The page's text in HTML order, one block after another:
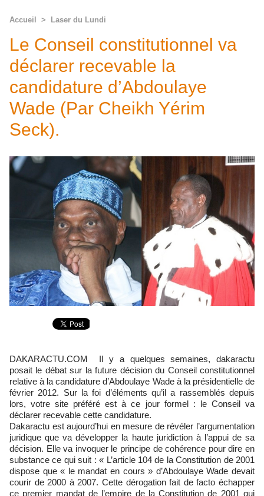
Accueil > Laser du Lundi
Le Conseil constitutionnel va
déclarer recevable la
candidature d’Abdoulaye
Wade (Par Cheikh Yérim
Seck).
DAKARACTU.COM Il y a quelques semaines, dakaractu
posait le débat sur la future décision du Conseil constitutionnel
relative à la candidature d’Abdoulaye Wade à la présidentielle de
février 2012. Sur la foi d’éléments qu’il a rassemblés depuis
lors, votre site préféré est à ce jour formel : le Conseil va
déclarer recevable cette candidature.
Dakaractu est aujourd’hui en mesure de révéler l’argumentation
juridique que va développer la haute juridiction à l’appui de sa
décision. Elle va invoquer le principe de cohérence pour dire en
substance ce qui suit : « L’article 104 de la Constitution de 2001
dispose que « le mandat en cours » d’Abdoulaye Wade devait
courir de 2000 à 2007. Cette dérogation fait de facto échapper
ce premier mandat de l’empire de la Constitution de 2001 qui